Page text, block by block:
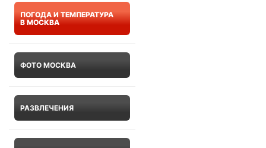
ПОГОДА И ТЕМПЕРАТУРА
В МОСКВА
ФОТО МОСКВА
РАЗВЛЕЧЕНИЯ